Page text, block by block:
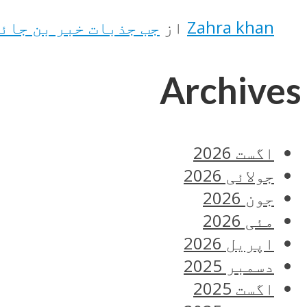
Zahra khan از جب جذبات خبر بن
Archives
اگست 2026
جولائی 2026
جون 2026
مئی 2026
اپریل 2026
دسمبر 2025
اگست 2025